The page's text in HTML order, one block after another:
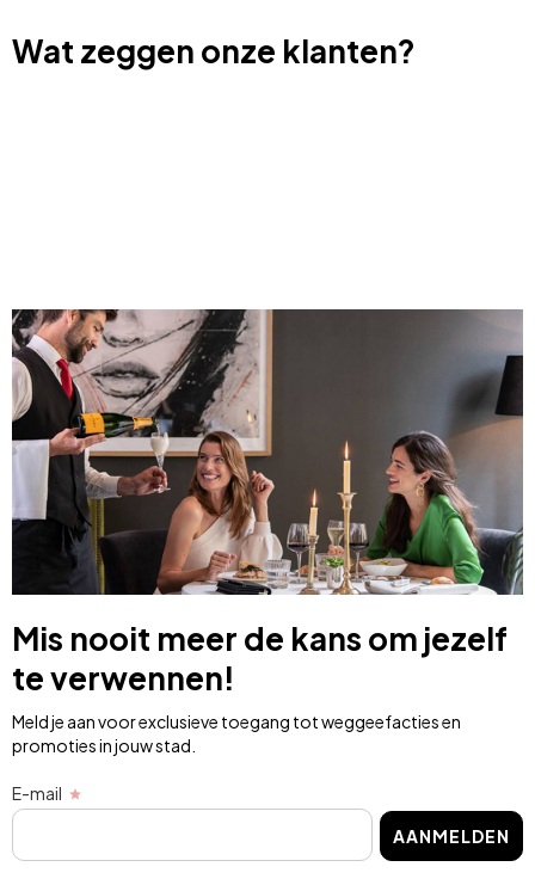
Wat zeggen onze klanten?
Mis nooit meer de kans om jezelf
te verwennen!
Meld je aan voor exclusieve toegang tot weggeefacties en
promoties in jouw stad.
E-mail
AANMELDEN